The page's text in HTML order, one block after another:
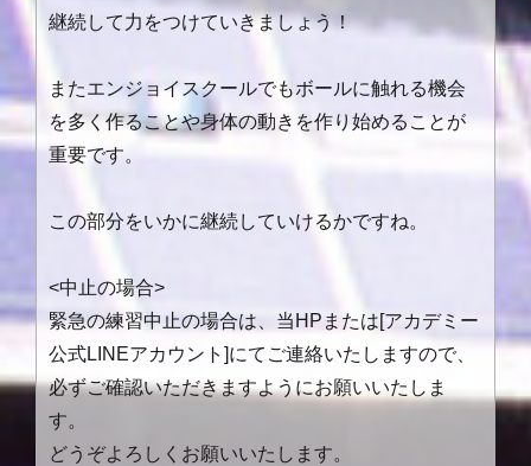
継続して力をつけていきましょう！
またエンジョイスクールでもボールに触れる機会
を多く作ることや身体の動きを作り始めることが
重要です。
この部分をいかに継続していけるかですね。
<中止の場合>
緊急の練習中止の場合は、当HPまたは[アカデミー
公式LINEアカウント]にてご連絡いたしますので、
必ずご確認いただきますようにお願いいたしま
す。
どうぞよろしくお願いいたします。